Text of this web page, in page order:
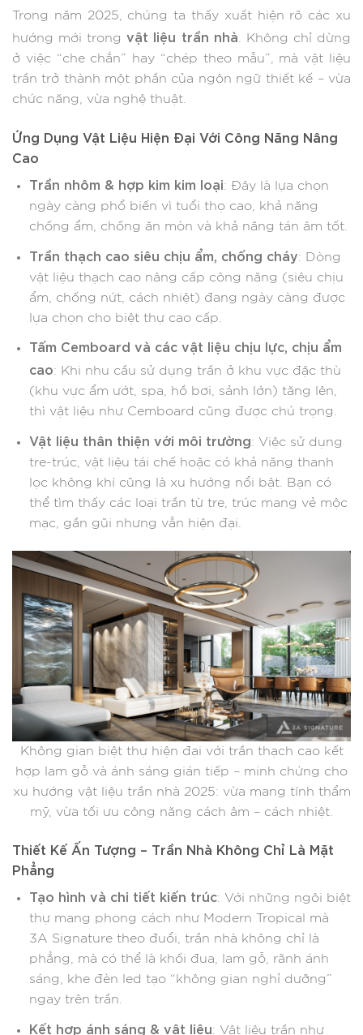
Trong năm 2025, chúng ta thấy xuất hiện rõ các xu
hướng mới trongvật liệu trần nhà. Không chỉ dừng
ở việc “che chắn” hay “chép theo mẫu”, mà vật liệu
trần trở thành một phần của ngôn ngữ thiết kế – vừa
chức năng, vừa nghệ thuật.
Ứng Dụng Vật Liệu Hiện Đại Với Công Năng Nâng
Cao
Trần nhôm & hợp kim kim loại: Đây là lựa chọn
ngày càng phổ biến vì tuổi thọ cao, khả năng
chống ẩm, chống ăn mòn và khả năng tán âm tốt.
Trần thạch cao siêu chịu ẩm, chống cháy: Dòng
vật liệu thạch cao nâng cấp công năng (siêu chịu
ẩm, chống nứt, cách nhiệt) đang ngày càng được
lựa chọn cho biệt thự cao cấp.
Tấm Cemboard và các vật liệu chịu lực, chịu ẩm
cao: Khi nhu cầu sử dụng trần ở khu vực đặc thù
(khu vực ẩm ướt, spa, hồ bơi, sảnh lớn) tăng lên,
thì vật liệu như Cemboard cũng được chú trọng.
Vật liệu thân thiện với môi trường: Việc sử dụng
tre-trúc, vật liệu tái chế hoặc có khả năng thanh
lọc không khí cũng là xu hướng nổi bật. Bạn có
thể tìm thấy các loại trần từ tre, trúc mang vẻ mộc
mạc, gần gũi nhưng vẫn hiện đại.
Không gian biệt thự hiện đại với trần thạch cao kết
hợp lam gỗ và ánh sáng gián tiếp – minh chứng cho
xu hướng vật liệu trần nhà 2025: vừa mang tính thẩm
mỹ, vừa tối ưu công năng cách âm – cách nhiệt.
Thiết Kế Ấn Tượng – Trần Nhà Không Chỉ Là Mặt
Phẳng
Tạo hình và chi tiết kiến trúc: Với những ngôi biệt
thự mang phong cách như Modern Tropical mà
3A Signature theo đuổi, trần nhà không chỉ là
phẳng, mà có thể là khối đua, lam gỗ, rãnh ánh
sáng, khe đèn led tạo “không gian nghỉ dưỡng”
ngay trên trần.
Kết hợp ánh sáng & vật liệu: Vật liệu trần như